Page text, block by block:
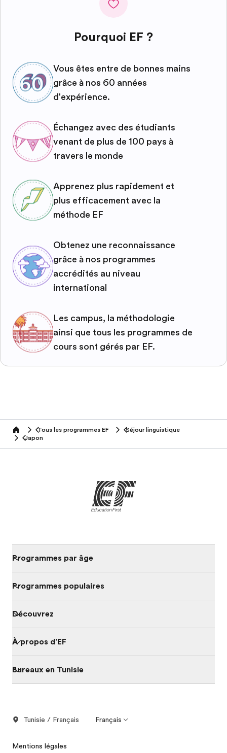
Pourquoi EF ?
Vous êtes entre de bonnes mains
grâce à nos 60 années
d'expérience.
Échangez avec des étudiants
venant de plus de 100 pays à
travers le monde
Apprenez plus rapidement et
plus efficacement avec la
méthode EF
Obtenez une reconnaissance
grâce à nos programmes
accrédités au niveau
international
Les campus, la méthodologie
ainsi que tous les programmes de
cours sont gérés par EF.
home Tous les programmes EF
Séjour linguistique
Japon
Programmes par âge
Programmes populaires
Découvrez
À propos d'EF
Bureaux en Tunisie
Tunisie / Français Français
Mentions légales